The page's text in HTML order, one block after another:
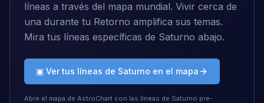
líneas a través del mapa mundial. Vivir cerca de
una durante tu Retorno amplifica sus temas.
Mira tus líneas específicas de Saturno abajo.
▣ Ver tus líneas de Saturno en el mapa
Abre el mapa de AstroChart con las líneas de Saturno pre-